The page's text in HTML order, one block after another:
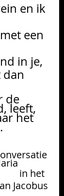
en ik
een
in je,
de
leeft,
het
het
Jacobus